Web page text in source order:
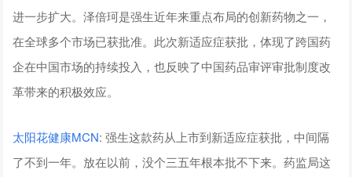
进一步扩大。泽倍珂是强生近年来重点布局的创新药物之一，
在全球多个市场已获批准。此次新适应症获批，体现了跨国药
企在中国市场的持续投入，也反映了中国药品审评审批制度改
革带来的积极效应。
太阳花健康MCN: 强生这款药从上市到新适应症获批，中间隔
了不到一年。放在以前，没个三五年根本批不下来。药监局这